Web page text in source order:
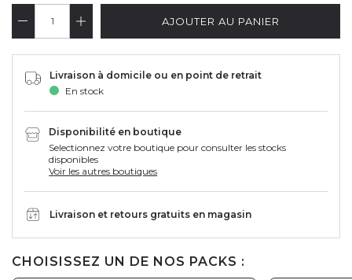
AJOUTER AU PANIER
Livraison à domicile ou en point de retrait
En stock
Disponibilité en boutique
Selectionnez votre boutique pour consulter les stocks
disponibles
Voir les autres boutiques
Livraison et retours gratuits en magasin
CHOISISSEZ UN DE NOS PACKS :